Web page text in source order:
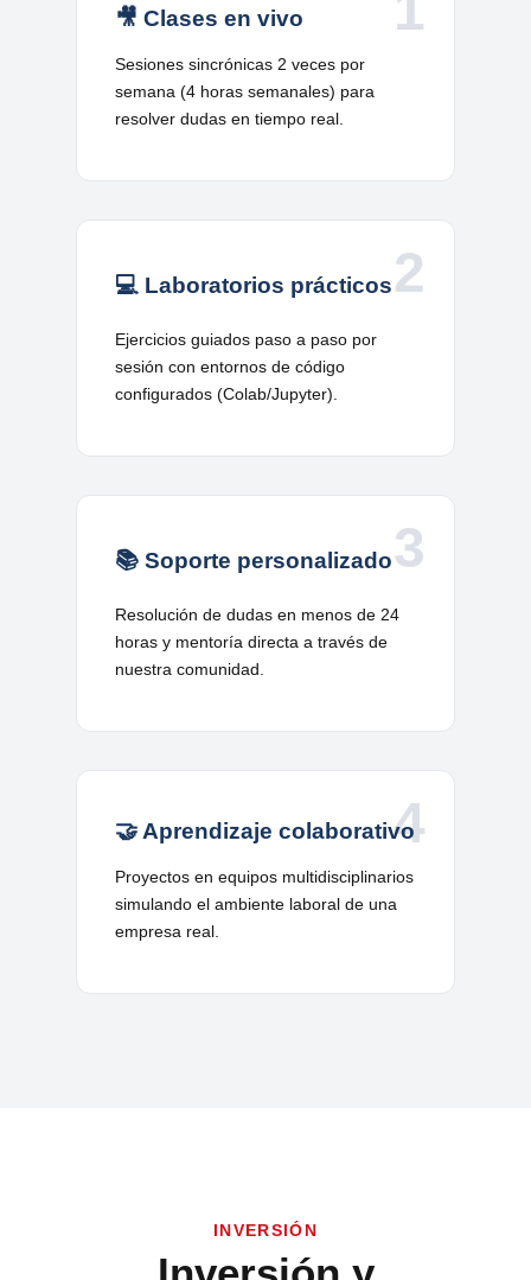
🎥 Clases en vivo
Sesiones sincrónicas 2 veces por
semana (4 horas semanales) para
resolver dudas en tiempo real.
2
💻 Laboratorios prácticos
Ejercicios guiados paso a paso por
sesión con entornos de código
configurados (Colab/Jupyter).
3
📚 Soporte personalizado
Resolución de dudas en menos de 24
horas y mentoría directa a través de
nuestra comunidad.
4
🤝 Aprendizaje colaborativo
Proyectos en equipos multidisciplinarios
simulando el ambiente laboral de una
empresa real.
INVERSIÓN